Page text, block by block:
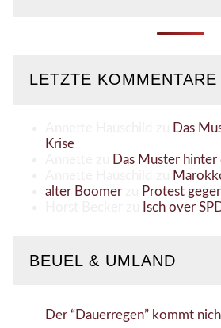
LETZTE KOMMENTARE
Das
Krise
Das Muster
alter Boomerzu
Protest
Isch over
BEUEL & UMLAND
Der “Dauerregen” kommt